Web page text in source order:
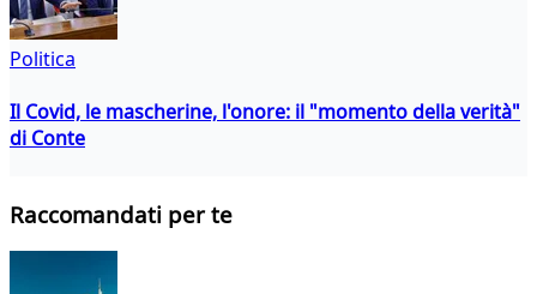
Politica
Il Covid, le mascherine, l'onore: il "momento della verità"
di Conte
Raccomandati per te